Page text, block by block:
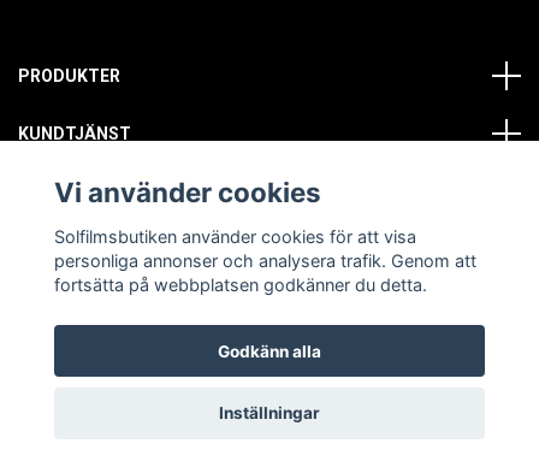
PRODUKTER
KUNDTJÄNST
OM OSS
SOCIALA MEDIER
© Copyright 2026 Solfilmsbutiken. All rights reserved.
Vi använder cookies
Solfilmsbutiken använder cookies för att visa
personliga annonser och analysera trafik. Genom att
fortsätta på webbplatsen godkänner du detta.
Godkänn alla
Inställningar